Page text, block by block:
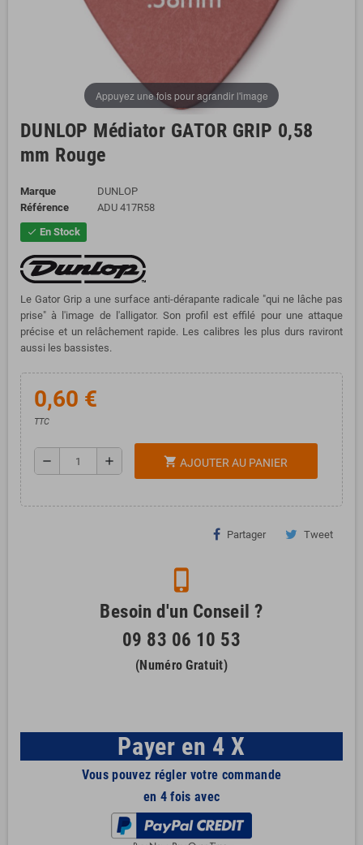
Appuyez une fois pour agrandir l'image
DUNLOP Médiator GATOR GRIP 0,58
mm Rouge
Marque
DUNLOP
Référence
ADU 417R58
check En Stock
Le Gator Grip a une surface anti-dérapante radicale "qui ne lâche pas
prise" à l'image de l'alligator. Son profil est effilé pour une attaque
précise et un relâchement rapide. Les calibres les plus durs raviront
aussi les bassistes.
0,60 €
TTC
remove add shopping_cart AJOUTER AU PANIER
Partager Tweet
phone_iphone
Besoin d'un Conseil ?
09 83 06 10 53
(Numéro Gratuit)
Payer en 4 X
Vous pouvez régler votre commande
en 4 fois avec